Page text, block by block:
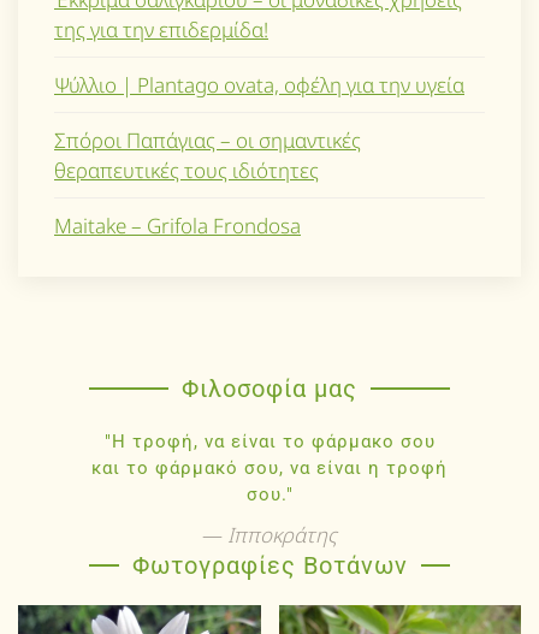
της για την επιδερμίδα!
Ψύλλιο | Plantago ovata, οφέλη για την υγεία
Σπόροι Παπάγιας – οι σημαντικές
θεραπευτικές τους ιδιότητες
Maitake – Grifola Frondosa
Φιλοσοφία μας
"Η τροφή, να είναι το φάρμακο σου
και το φάρμακό σου, να είναι η τροφή
σου."
Ιπποκράτης
Φωτογραφίες Βοτάνων